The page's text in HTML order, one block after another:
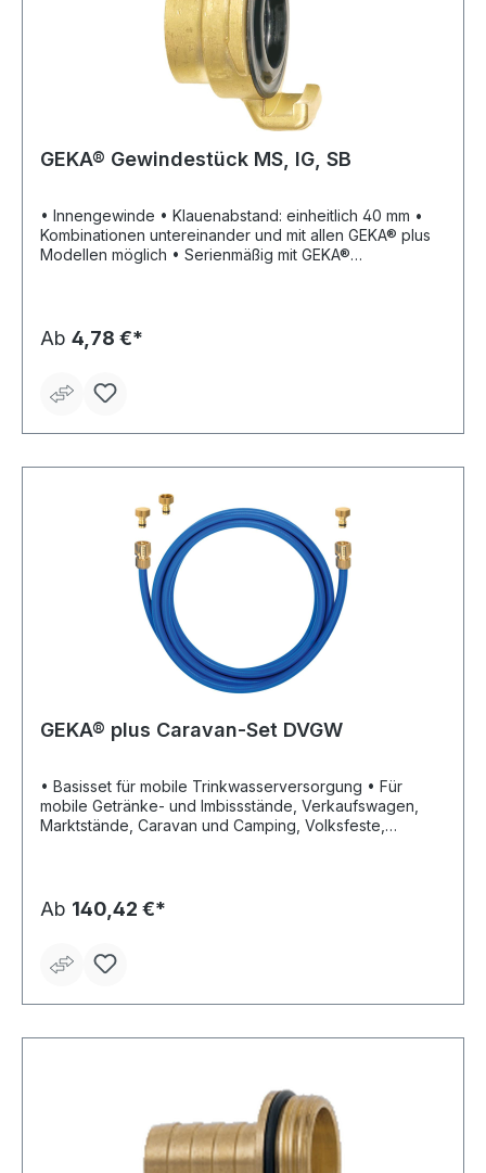
GEKA® Gewindestück MS, IG, SB
• Innengewinde • Klauenabstand: einheitlich 40 mm •
Kombinationen untereinander und mit allen GEKA® plus
Modellen möglich • Serienmäßig mit GEKA®
Lieferung: SB-verpackt
Ab 4,78 €*
GEKA® plus Caravan-Set DVGW
• Basisset für mobile Trinkwasserversorgung • Für
mobile Getränke- und Imbissstände, Verkaufswagen,
Marktstände, Caravan und Camping, Volksfeste,
und 50930/6 • Schlauch: PE • Trinkwasserschlauch
Rauaqua 1/2“ • 2 x GEKA® plus Schlauchstück 1/2“ • 2 x
Hahnstecker 3/4“ • 1 x Aufbewahrungstasche mit
Ab 140,42 €*